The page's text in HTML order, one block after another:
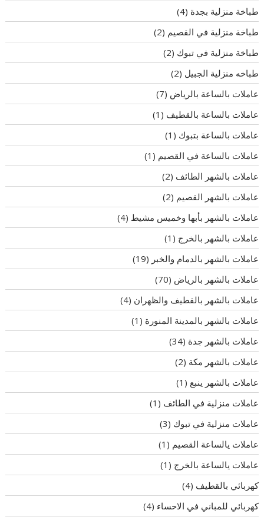
طباخة منزلية بجدة (4)
طباخة منزلية في القصيم (2)
طباخة منزلية في تبوك (2)
طباخه منزلية الجبيل (2)
عاملات بالساعة بالرياض (7)
عاملات بالساعة بالقطيف (1)
عاملات بالساعة بتبوك (1)
عاملات بالساعة في القصيم (1)
عاملات بالشهر الطائف (2)
عاملات بالشهر القصيم (2)
عاملات بالشهر بأبها وخميس مشيط (4)
عاملات بالشهر بالخرج (1)
عاملات بالشهر بالدمام والخبر (19)
عاملات بالشهر بالرياض (70)
عاملات بالشهر بالقطيف والظهران (4)
عاملات بالشهر بالمدينة المنورة (1)
عاملات بالشهر جدة (34)
عاملات بالشهر مكة (2)
عاملات بالشهر ينبع (1)
عاملات منزلية في الطائف (1)
عاملات منزلية في تبوك (3)
عاملات يالساعة القصيم (1)
عاملات يالساعة بالخرج (1)
كهربائي بالقطيف (4)
كهربائي للمباني في الاحساء (4)